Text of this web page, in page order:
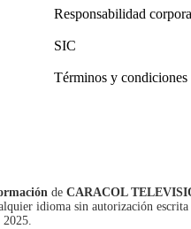
Responsabilidad
SIC
Términos y condiciones
de CARACOL
idioma sin autorización escrita